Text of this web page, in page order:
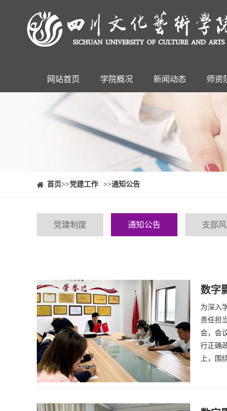
⠀⠀首页>>党建工作 >>通知公告
党建制度 通知公告 支部
数字
为深入
责任担
会，会
行正确
上，围
网站首页 学院概况 新闻动态 师资